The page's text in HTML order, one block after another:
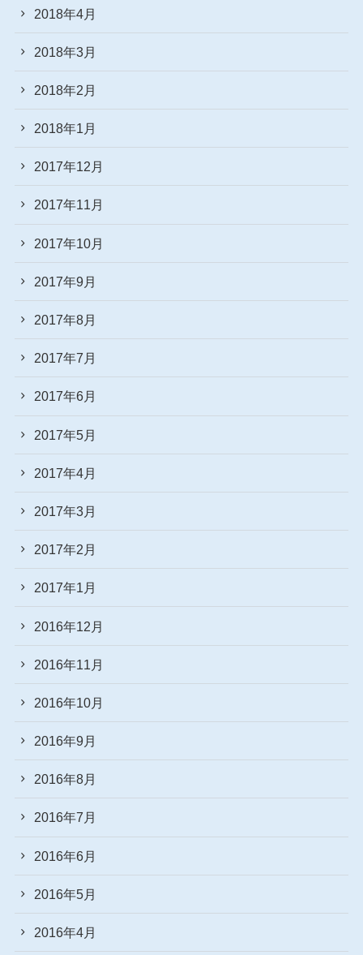
2018年4月
2018年3月
2018年2月
2018年1月
2017年12月
2017年11月
2017年10月
2017年9月
2017年8月
2017年7月
2017年6月
2017年5月
2017年4月
2017年3月
2017年2月
2017年1月
2016年12月
2016年11月
2016年10月
2016年9月
2016年8月
2016年7月
2016年6月
2016年5月
2016年4月